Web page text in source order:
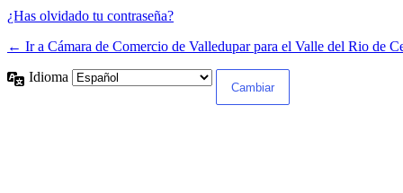
¿Has olvidado tu contraseña?
← Ir a Cámara de Comercio de Valledupar para el Valle del Rio de
Idioma